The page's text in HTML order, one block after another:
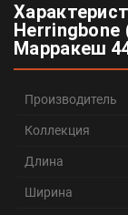
Марракеш
Производитель
Коллекция
Длина
Ширина